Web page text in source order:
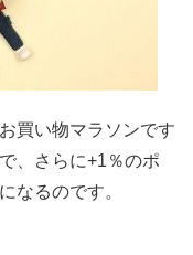
買い物マラソンです
、さらに+1％のポ
なるのです。